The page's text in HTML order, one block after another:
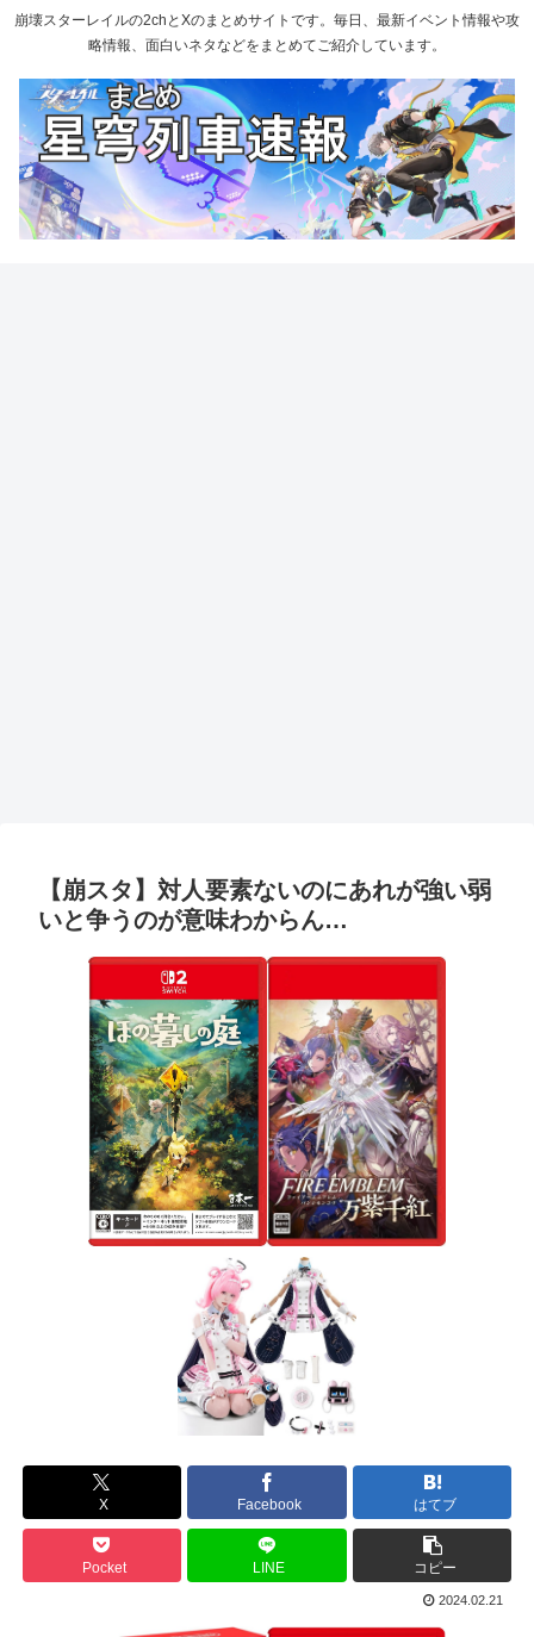
崩壊スターレイルの2chとXのまとめサイトです。毎日、最新イベント情報や攻
略情報、面白いネタなどをまとめてご紹介しています。
【崩スタ】対人要素ないのにあれが強い弱
いと争うのが意味わからん…
X Facebook はてブ
Pocket LINE コピー
2024.02.21